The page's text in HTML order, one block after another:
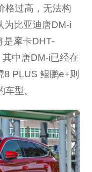
格过高，无法构
为比亚迪唐DM-i
是摩卡DHT-
中唐DM-i已经在
PLUS 鲲鹏e+则
型。